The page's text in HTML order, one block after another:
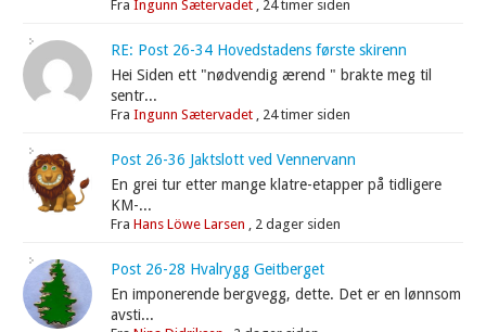
FraIngunn Sætervadet , 24 timer siden
RE: Post 26-34 Hovedstadens første skirenn
Hei Siden ett "nødvendig ærend " brakte meg til
sentr...
FraIngunn Sætervadet , 24 timer siden
Post 26-36 Jaktslott ved Vennervann
En grei tur etter mange klatre-etapper på tidligere
KM-...
FraHans Löwe Larsen , 2 dager siden
Post 26-28 Hvalrygg Geitberget
En imponerende bergvegg, dette. Det er en lønnsom
avsti...